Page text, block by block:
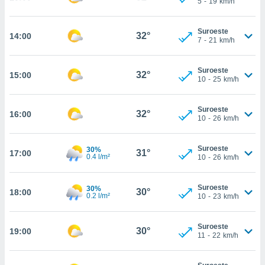
de que
sean
el sitio
para
ni para
aunque
no
abono
14:00 32°
Suroeste
7 - 21 km/h
15:00 32°
Suroeste
10 - 25 km/h
16:00 32°
Suroeste
10 - 26 km/h
17:00
30%
0.4 l/m²
31°
Suroeste
10 - 26 km/h
18:00
30%
0.2 l/m²
30°
Suroeste
10 - 23 km/h
19:00 30°
Suroeste
11 - 22 km/h